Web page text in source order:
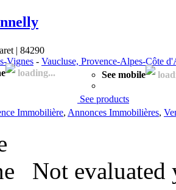
| 84290
Vignes - Vaucluse, Provence-Alpes-Côte
loading... See mobile
See products
Immobilière, Annonces Immobilières,
Not evaluated